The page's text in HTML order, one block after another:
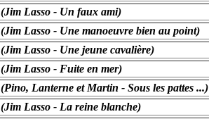
(Jim Lasso - Un faux ami)
(Jim Lasso - Une manoeuvre bien au point)
(Jim Lasso - Une jeune cavalière)
(Jim Lasso - Fuite en mer)
(Pino, Lanterne et Martin - Sous les pattes ...)
(Jim Lasso - La reine blanche)